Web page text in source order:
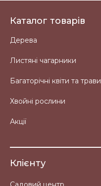
Каталог товарів
Дерева
Листяні чагарники
Багаторічні квіти та трави
Хвойні рослини
Акції
Клієнту